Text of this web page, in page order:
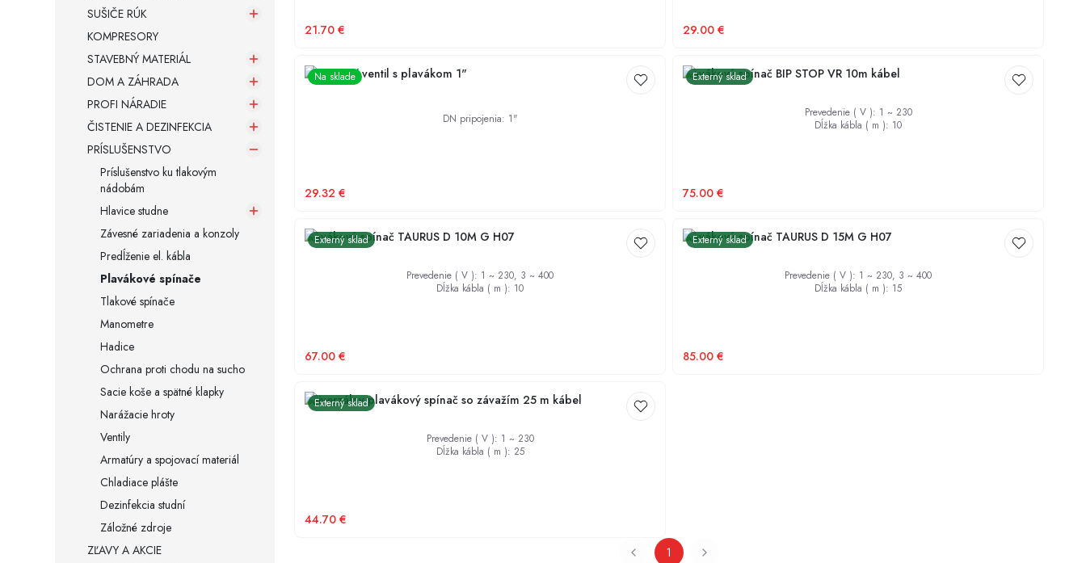
SUŠIČE RÚK
KOMPRESORY
STAVEBNÝ MATERIÁL
DOM A ZÁHRADA
PROFI NÁRADIE
ČISTENIE A DEZINFEKCIA
PRÍSLUŠENSTVO
Príslušenstvo ku tlakovým
nádobám
Hlavice studne
Závesné zariadenia a konzoly
Predĺženie el. kábla
Plavákové spínače
Tlakové spínače
Manometre
Hadice
Ochrana proti chodu na sucho
Sacie koše a spätné klapky
Narážacie hroty
Ventily
Armatúry a spojovací materiál
Chladiace plášte
Dezinfekcia studní
Záložné zdroje
ZĽAVY A AKCIE
21.70 € 29.00 €
Na sklade
Napúšťací ventil s plavákom 1"
DN pripojenia: 1"
29.32 €
Externý sklad
Plavákový spínač BIP STOP VR 10m kábel
Prevedenie ( V ): 1 ~ 230
Dĺžka kábla ( m ): 10
75.00 €
Externý sklad
Plavákový spínač TAURUS D 10M G H07
Prevedenie ( V ): 1 ~ 230, 3 ~ 400
Dĺžka kábla ( m ): 10
67.00 €
Externý sklad
Plavákový spínač TAURUS D 15M G H07
Prevedenie ( V ): 1 ~ 230, 3 ~ 400
Dĺžka kábla ( m ): 15
85.00 €
Externý sklad
Univerzálny plavákový spínač so závažím 25 m kábel
Prevedenie ( V ): 1 ~ 230
Dĺžka kábla ( m ): 25
44.70 €
1